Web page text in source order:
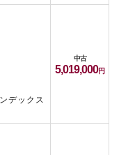
デックス
中古
5,019,000